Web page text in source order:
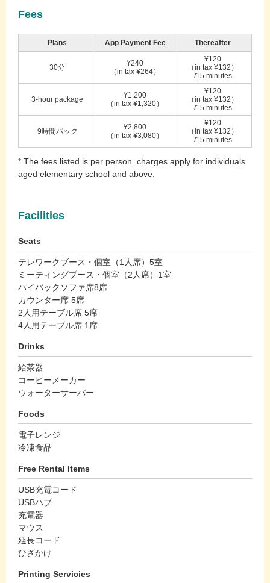
Fees
Plans App Payment Fee Thereafter
30分
¥240
（in tax ¥264）
¥120
（in tax ¥132）
/15 minutes
3-hour package
¥1,200
（in tax ¥1,320）
¥120
（in tax ¥132）
/15 minutes
9時間パック
¥2,800
（in tax ¥3,080）
¥120
（in tax ¥132）
/15 minutes
* The fees listed is per person. charges apply for individuals
aged elementary school and above.
Facilities
Seats
テレワークブース・個室（1人席）5室
ミーティングブース・個室（2人席）1室
ハイバックソファ席8席
カウンター席 5席
2人用テーブル席 5席
4人用テーブル席 1席
Drinks
給茶器
コーヒーメーカー
ウォーターサーバー
Foods
電子レンジ
冷凍食品
Free Rental Items
USB充電コード
USBハブ
充電器
マウス
延長コード
ひざかけ
Printing Servicies